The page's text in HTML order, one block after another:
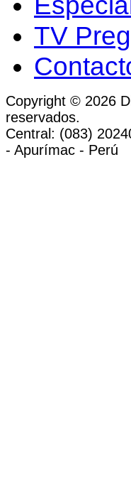
TV
Copyright © 2026
reservados.
Central: (083)
- Apurímac - Perú